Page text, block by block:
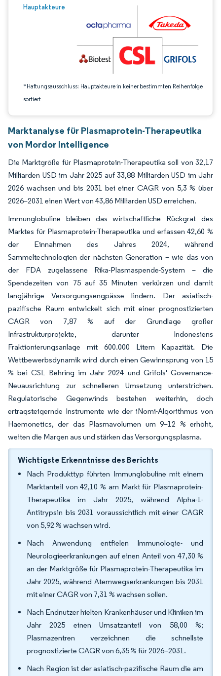
Hauptakteure
*Haftungsausschluss: Hauptakteure in keiner bestimmten Reihenfolge
sortiert
Bild © Mordor Intelligence. Wiederverwendung erfordert Namensnennung
Marktanalyse für Plasmaprotein-Therapeutika
von Mordor Intelligence
Die Marktgröße für Plasmaprotein-Therapeutika soll von 32,17
Milliarden USD im Jahr 2025 auf 33,88 Milliarden USD im Jahr
2026 wachsen und bis 2031 bei einer CAGR von 5,3 % über
2026–2031 einen Wert von 43,86 Milliarden USD erreichen.
Immunglobuline bleiben das wirtschaftliche Rückgrat des
Marktes für Plasmaprotein-Therapeutika und erfassen 42,60 %
der Einnahmen des Jahres 2024, während
Sammeltechnologien der nächsten Generation – wie das von
der FDA zugelassene Rika-Plasmaspende-System – die
Spendezeiten von 75 auf 35 Minuten verkürzen und damit
langjährige Versorgungsengpässe lindern. Der asiatisch-
pazifische Raum entwickelt sich mit einer prognostizierten
CAGR von 7,87 % auf der Grundlage großer
Infrastrukturprojekte, darunter Indonesiens
Fraktionierungsanlage mit 600.000 Litern Kapazität. Die
Wettbewerbsdynamik wird durch einen Gewinnsprung von 15
% bei CSL Behring im Jahr 2024 und Grifols' Governance-
Neuausrichtung zur schnelleren Umsetzung unterstrichen.
Regulatorische Gegenwinds bestehen weiterhin, doch
ertragsteigernde Instrumente wie der iNomi-Algorithmus von
Haemonetics, der das Plasmavolumen um 9–12 % erhöht,
weiten die Margen aus und stärken das Versorgungsplasma.
Wichtigste Erkenntnisse des Berichts
Nach Produkttyp führten Immunglobuline mit einem
Marktanteil von 42,10 % am Markt für Plasmaprotein-
Therapeutika im Jahr 2025, während Alpha-1-
Antitrypsin bis 2031 voraussichtlich mit einer CAGR
von 5,92 % wachsen wird.
Nach Anwendung entfielen Immunologie- und
Neurologieerkrankungen auf einen Anteil von 47,30 %
an der Marktgröße für Plasmaprotein-Therapeutika im
Jahr 2025, während Atemwegserkrankungen bis 2031
mit einer CAGR von 7,31 % wachsen sollen.
Nach Endnutzer hielten Krankenhäuser und Kliniken im
Jahr 2025 einen Umsatzanteil von 58,00 %;
Plasmazentren verzeichnen die schnellste
prognostizierte CAGR von 6,35 % für 2026–2031.
Nach Region ist der asiatisch-pazifische Raum die am